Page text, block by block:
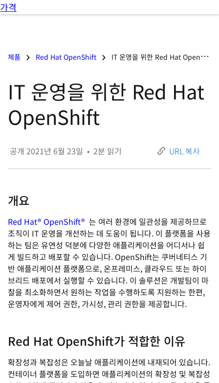
경
가격
제품 Red Hat OpenShift IT 운영을 위한 Red Hat OpenShift
IT 운영을 위한 Red Hat
OpenShift
공개 2021년 6월 23일 • 2분 읽기 URL 복사
개요
Red Hat® OpenShift® 는 여러 환경에 일관성을 제공하므로
조직이 IT 운영을 개선하는 데 도움이 됩니다. 이 플랫폼을 사용
하는 팀은 유연성 덕분에 다양한 애플리케이션을 어디서나 쉽
게 빌드하고 배포할 수 있습니다. OpenShift는 쿠버네티스 기
반 애플리케이션 플랫폼으로, 온프레미스, 클라우드 또는 하이
브리드 배포에서 실행할 수 있습니다. 이 솔루션은 개발팀이 마
찰을 최소화하면서 원하는 작업을 수행하도록 지원하는 한편,
운영자에게 제어 권한, 가시성, 관리 권한을 제공합니다.
Red Hat OpenShift가 적합한 이유
확장성과 복잡성은 오늘날 애플리케이션에 내재되어 있습니다.
컨테이너 플랫폼을 도입하면 애플리케이션의 확장성 및 복잡성